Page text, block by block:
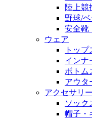
陸上競
野球/
安全靴
ウェア
トップ
インナ
ボトム
アウタ
アクセサリー
ソック
帽子・